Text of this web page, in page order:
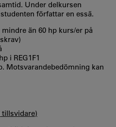
Under delkursen
författar en essä.
mindre än 60 hp kurs/er på
i REG1F1
Motsvarandebedömning kan
tillsvidare)